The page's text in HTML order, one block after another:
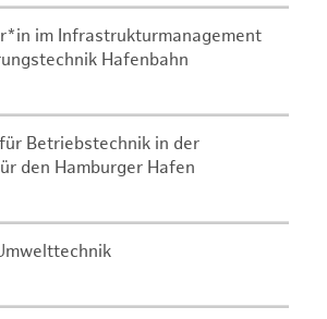
im Infrastrukturmanagement
Hafenbahn
Betriebstechnik in der
den Hamburger Hafen